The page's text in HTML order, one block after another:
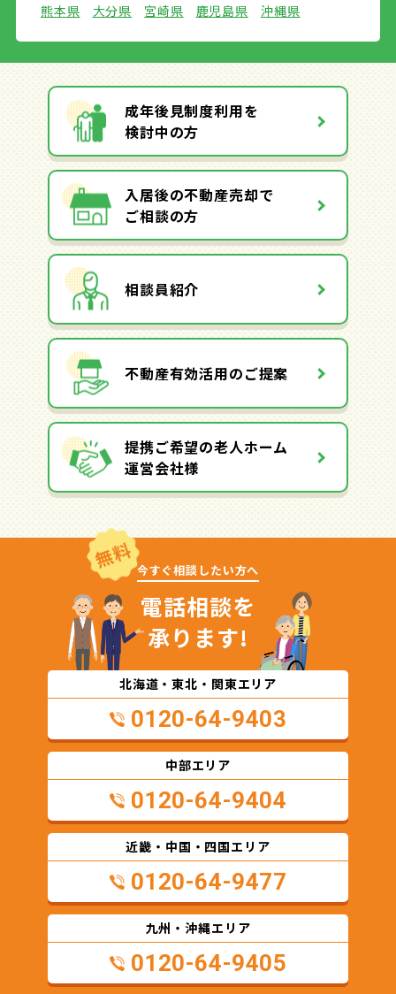
熊本県
大分県 宮崎県 鹿児島県 沖縄県
成年後見制度利用を
検討中の方
入居後の不動産売却で
ご相談の方
相談員紹介
不動産有効活用のご提案
提携ご希望の老人ホーム
運営会社様
無料 今すぐ相談したい方へ
電話相談を
承ります!
北海道・東北・関東エリア
0120-64-9403
中部エリア
0120-64-9404
近畿・中国・四国エリア
0120-64-9477
九州・沖縄エリア
0120-64-9405